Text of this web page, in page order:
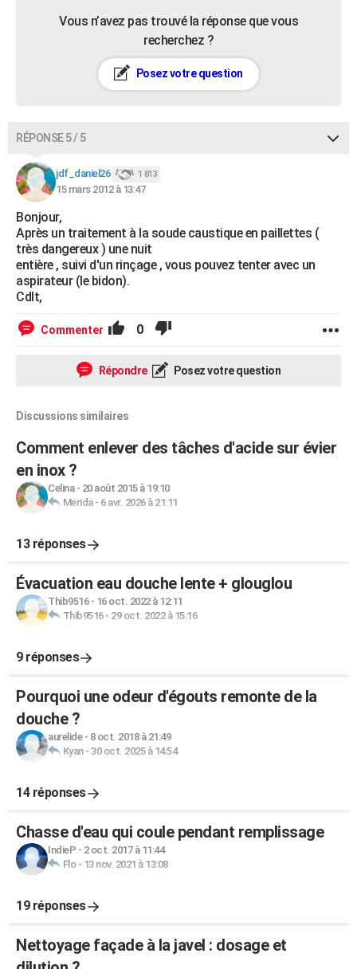
Vous n’avez pas trouvé la réponse que vous
recherchez ?
Posez votre question
RÉPONSE 5 / 5
jdf_daniel26 1 813
15 mars 2012 à 13:47
Bonjour,
Après un traitement à la soude caustique en paillettes (
très dangereux ) une nuit
entière , suivi d'un rinçage , vous pouvez tenter avec un
aspirateur (le bidon).
Cdlt,
Commenter 0
Répondre Posez votre question
Discussions similaires
Comment enlever des tâches d'acide sur évier
en inox ?
Celina- 20 août 2015 à 19:10
Merida- 6 avr. 2026 à 21:11
13 réponses
Évacuation eau douche lente + glouglou
Thib9516- 16 oct. 2022 à 12:11
Thib9516- 29 oct. 2022 à 15:16
9 réponses
Pourquoi une odeur d'égouts remonte de la
douche ?
aurelide- 8 oct. 2018 à 21:49
Kyan- 30 oct. 2025 à 14:54
14 réponses
Chasse d'eau qui coule pendant remplissage
IndieP - 2 oct. 2017 à 11:44
Flo- 13 nov. 2021 à 13:08
19 réponses
Nettoyage façade à la javel : dosage et